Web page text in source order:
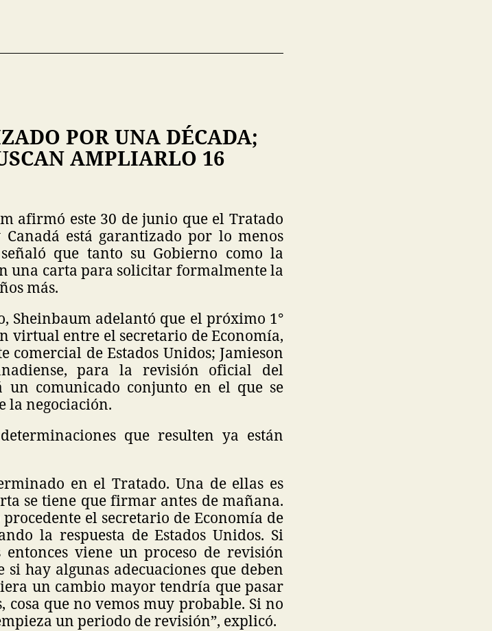
POR UNA DÉCADA;
AMPLIARLO 16
afirmó este 30 de junio que el Tratado
está garantizado por lo menos
que tanto su Gobierno como la
una carta para solicitar formalmente la
más.
Sheinbaum adelantó que el próximo 1°
virtual entre el secretario de Economía,
de Estados Unidos; Jamieson
para la revisión oficial del
comunicado conjunto en el que se
la negociación.
que resulten ya están
en el Tratado. Una de ellas es
se tiene que firmar antes de mañana.
el secretario de Economía de
la respuesta de Estados Unidos. Si
viene un proceso de revisión
hay algunas adecuaciones que deben
un cambio mayor tendría que pasar
cosa que no vemos muy probable. Si no
un periodo de revisión”, explicó.